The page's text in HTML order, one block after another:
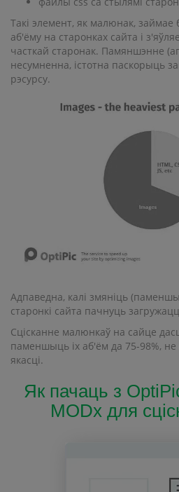
Такі элемент, як малюнак, займае
аб'ёму на старонках сайта і
часткай старонак. Памяншэнне
несумненна, істотна паскорыць
рэсурсу.
Адпаведна, калі змяніць
старонкі сайта пачнуць
Сцісканне малюнкаў на сайце
паменшыць іх аб'ём да 75-98%, не
якасці.
Як пачаць з
MODx для